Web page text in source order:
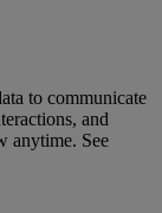
to communicate
and
anytime. See